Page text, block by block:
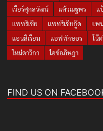
เวียร์ศุกลวัฒน์
แต้วณฐพร แ
แพทริเซีย
แพทริเซียกู๊ด แพ
แอนสิเรียม
แอฟทักษอร โน๊
ใหม่ดาวิกา
ไอซ์อภิษฎา
FIND US ON